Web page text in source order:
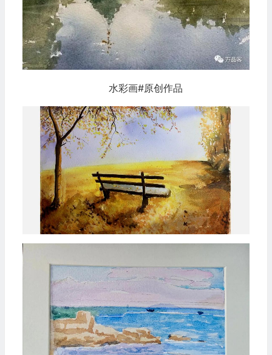
水彩画#原创作品